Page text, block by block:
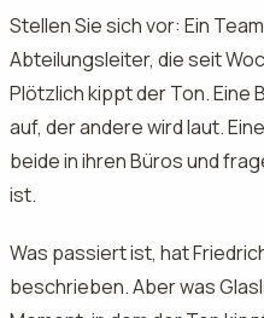
Stellen Sie sich vor: Ein
Abteilungsleiter, die seit
Plötzlich kippt der Ton. Eine
auf, der andere wird laut.
beide in ihren Büros und
ist.
Was passiert ist, hat
beschrieben. Aber was